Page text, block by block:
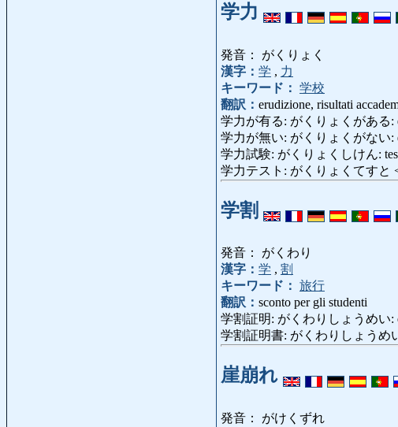
学力
発音： がくりょく
漢字： 学 , 力
キーワード： 学校
翻訳： erudizione, risultati
学力が有る: がくりょくがある:
学力が無い: がくりょくがない:
学力試験: がくりょくしけん:
学力テスト: がくりょくてすと
学割
発音： がくわり
漢字： 学 , 割
キーワード： 旅行
翻訳： sconto per gli studenti
学割証明: がくわりしょうめい:
学割証明書: がくわりしょうめ
崖崩れ
発音： がけくずれ